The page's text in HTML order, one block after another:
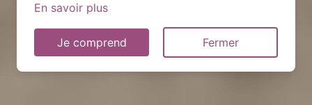
En savoir plus
Je comprend Fermer